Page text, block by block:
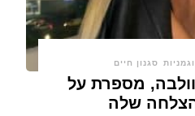
סגנון חיים
מספרת על
שלה